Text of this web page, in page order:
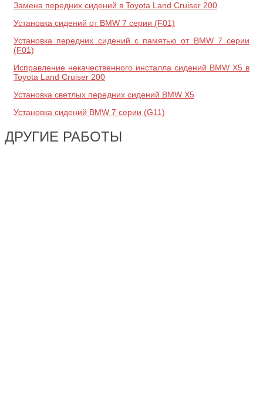
Замена передних сидений в Toyota Land Cruiser 200
Установка сидений от BMW 7 серии (F01)
Установка передних сидений с памятью от BMW 7 серии
(F01)
Исправление некачественного инсталла сидений BMW X5 в
Toyota Land Cruiser 200
Установка светлых передних сидений BMW X5
Установка сидений BMW 7 серии (G11)
ДРУГИЕ РАБОТЫ